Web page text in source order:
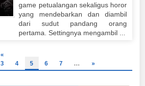
game petualangan sekaligus horor
yang mendebarkan dan diambil
dari sudut pandang orang
pertama. Settingnya mengambil ...
«
3 4 5 6 7 ... »